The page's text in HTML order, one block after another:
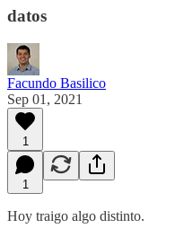
datos
Facundo Basilico
Sep 01, 2021
1
1
Hoy traigo algo distinto.